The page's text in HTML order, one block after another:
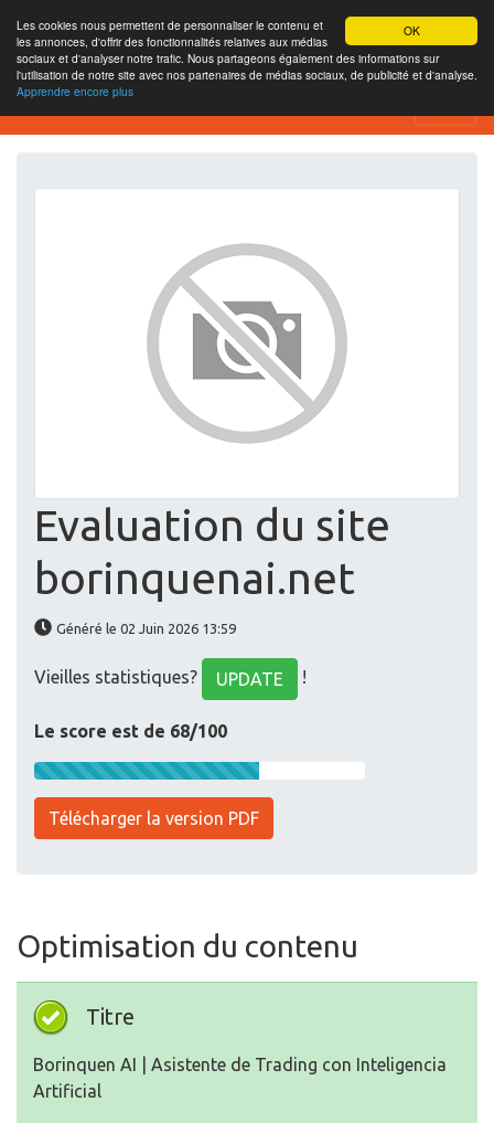
OK
Les cookies nous permettent de personnaliser le contenu et
les annonces, d'offrir des fonctionnalités relatives aux médias
sociaux et d'analyser notre trafic. Nous partageons également des informations sur
l'utilisation de notre site avec nos partenaires de médias sociaux, de publicité et d'analyse.
Apprendre encore plus
SEO Analytics
Evaluation du site
borinquenai.net
Généré le 02 Juin 2026 13:59
Vieilles statistiques? UPDATE !
Le score est de 68/100
Télécharger la version PDF
Optimisation du contenu
Titre
Borinquen AI | Asistente de Trading con Inteligencia
Artificial